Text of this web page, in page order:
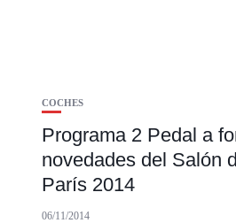
COCHES
Programa 2 Pedal a
novedades del Salón
París 2014
06/11/2014